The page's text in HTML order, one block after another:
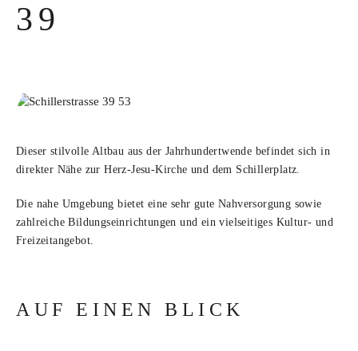
excerpt
39
Dieser stilvolle Altbau aus der Jahrhundertwende befindet sich in
direkter Nähe zur Herz-Jesu-Kirche und dem Schillerplatz.
Die nahe Umgebung bietet eine sehr gute Nahversorgung sowie
zahlreiche Bildungseinrichtungen und ein vielseitiges Kultur- und
Freizeitangebot.
AUF EINEN BLICK